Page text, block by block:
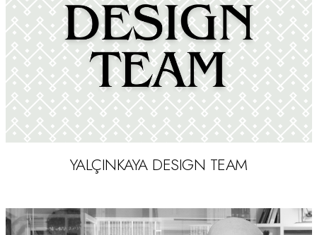
HASTANE
CAFE
KONSEPT
KURUMSAL
İLETIŞIM
YALÇINKAYA DESIGN TEAM